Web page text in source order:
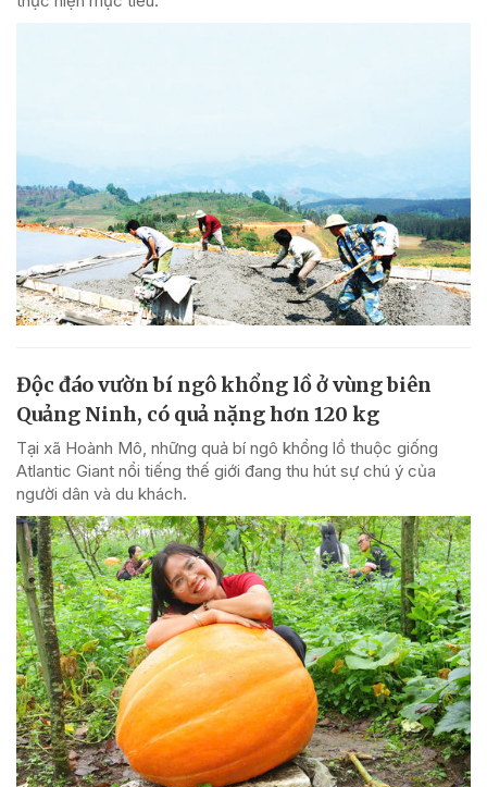
Độc đáo vườn bí ngô khổng lồ ở vùng biên
Quảng Ninh, có quả nặng hơn 120 kg
Tại xã Hoành Mô, những quả bí ngô khổng lồ thuộc giống
Atlantic Giant nổi tiếng thế giới đang thu hút sự chú ý của
người dân và du khách.